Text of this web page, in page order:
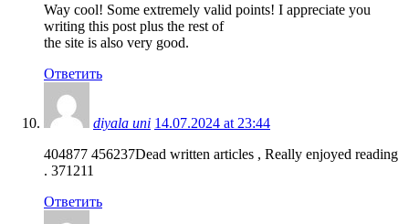
Way cool! Some extremely valid points! I appreciate you
writing this post plus the rest of
the site is also very good.
Ответить
diyala uni 14.07.2024 at 23:44
404877 456237Dead written articles , Really enjoyed reading
. 371211
Ответить